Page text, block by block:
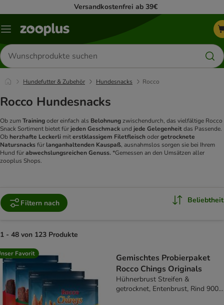
Versandkostenfrei ab 39€
Menü
Produkte
suchen
Hundefutter & Zubehör Hundesnacks Rocco
Rocco Hundesnacks
Ob zumTrainingoder einfach als Belohnungzwischendurch, das vielfältige Rocco
Snack Sortiment bietet für jeden Geschmack und jede Gelegenheitdas Passende.
Ob herzhafte Leckerli miterstklassigem Filetfleischodergetrocknete
Natursnacksfür langanhaltenden Kauspaß, ausnahmslos sorgen sie bei Ihrem
Hund fürabwechslungsreichen Genuss.*Gemessen an den Umsätzen aller
zooplus Shops.
Filtern nach Beliebtheit
1 - 48 von 123 Produkte
product items have been changed
Favorit
Gemischtes Probierpaket
Rocco Chings Originals
Hühnerbrust Streifen &
getrocknet, Entenbrust, Rind 900